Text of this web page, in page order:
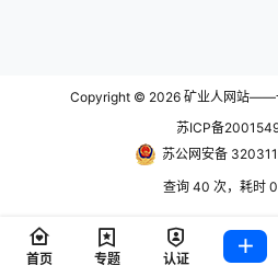
Copyright © 2026 矿业人网站——
苏ICP备
苏公网安备
查询 40 次，耗时
首页 专题 认证